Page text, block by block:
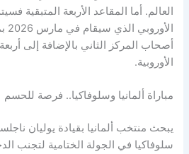
العالم. أما المقاعد الأربعة المتبقية
أصحاب المركز الثاني بالإضافة إلى
الأوروبية.
مباراة ألمانيا وسلوفاكيا.. فرصة للحسم
يبحث منتخب ألمانيا بقيادة يوليان
سلوفاكيا في الجولة الختامية لتجنب